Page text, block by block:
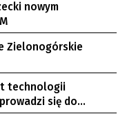
nowym
Zielonogórskie
technologii
się do